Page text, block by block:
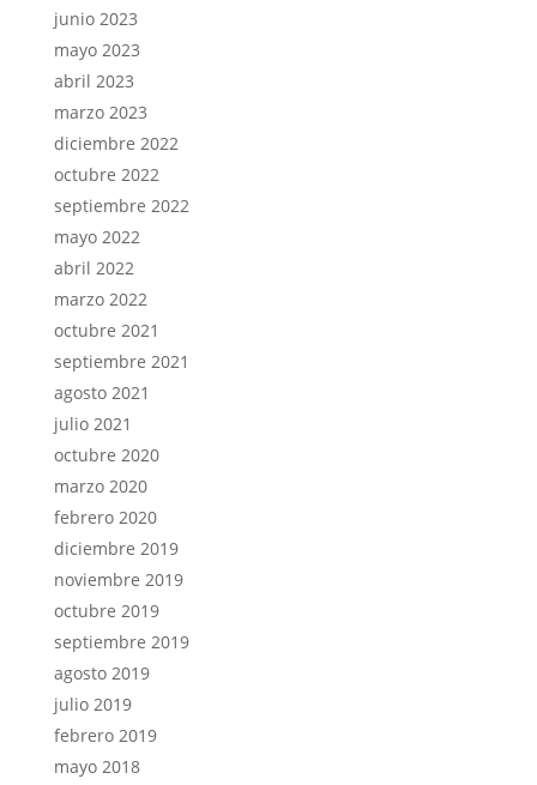
junio 2023
mayo 2023
abril 2023
marzo 2023
diciembre 2022
octubre 2022
septiembre 2022
mayo 2022
abril 2022
marzo 2022
octubre 2021
septiembre 2021
agosto 2021
julio 2021
octubre 2020
marzo 2020
febrero 2020
diciembre 2019
noviembre 2019
octubre 2019
septiembre 2019
agosto 2019
julio 2019
febrero 2019
mayo 2018